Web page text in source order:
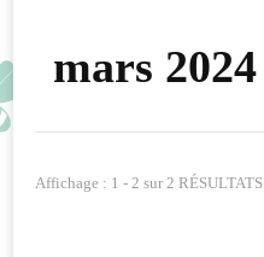
mars 2024
Affichage : 1 - 2 sur 2 RÉSULTATS